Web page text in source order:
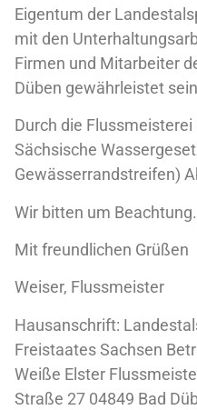
Eigentum der
mit den
Firmen und Mitarbeiter
Düben gewährleistet
Durch die
Sächsische
Gewässerrandstreifen)
Wir bitten um Beachtung.
Mit freundlichen Grüßen
Weiser, Flussmeister
Hausanschrift:
Freistaates Sachsen
Weiße Elster
Straße 27 04849 Bad